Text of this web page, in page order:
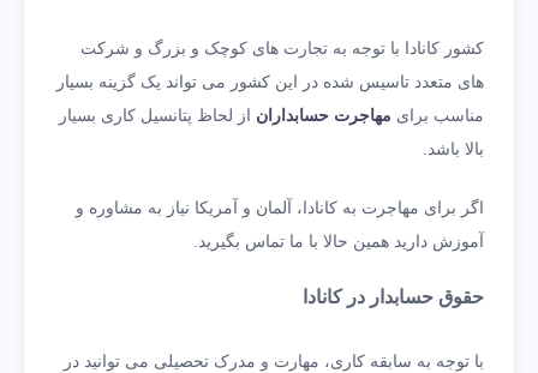
کشور کانادا با توجه به تجارت های کوچک و بزرگ و شرکت
های متعدد تاسیس شده در این کشور می تواند یک گزینه بسیار
مناسب برای مهاجرت حسابداران از لحاظ پتانسیل کاری بسیار
بالا باشد.
اگر برای مهاجرت به کانادا، آلمان و آمریکا نیاز به مشاوره و
آموزش دارید همین حالا با ما تماس بگیرید.
حقوق حسابدار در کانادا
با توجه به سابقه کاری، مهارت و مدرک تحصیلی می ‌توانید در